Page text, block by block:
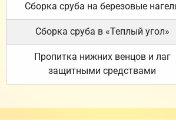
Сборка сруба на березовые
Сборка сруба в «Теплый угол»
Пропитка нижних венцов и лаг
защитными средствами